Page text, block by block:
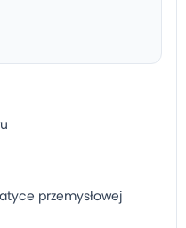
przemysłowej